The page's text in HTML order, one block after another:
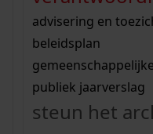
bouwvergunningen
vergunningen
beeld en geluid
uitleg nodig?
Wij helpen u op
bekijk alle zoektips
Wij helpen u op
bekijk alle zoektips
bekijk ons
advisering en
beleidsplan
publiek jaarverslag
steun het
Mijn Studiezaal